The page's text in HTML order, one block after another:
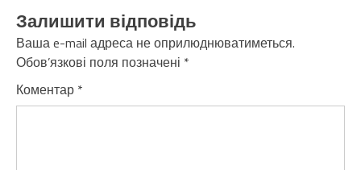
Залишити відповідь
Ваша e-mail адреса не оприлюднюватиметься.
Обов’язкові поля позначені *
Коментар *